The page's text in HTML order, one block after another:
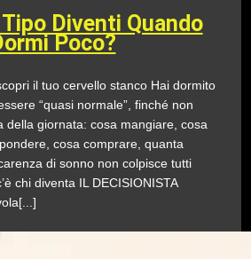
Diventi Quando
Poco?
il tuo cervello stanco Hai dormito
“quasi normale”, finché non
della giornata: cosa mangiare, cosa
cosa comprare, quanta
di sonno non colpisce tutti
chi diventa IL DECISIONISTA